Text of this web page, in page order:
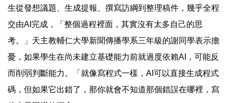
生從發想議題、生成提報、撰寫訪綱到整理稿件，幾乎全程
交由AI完成，「整個過程裡面，其實沒有太多自己的思
考。」天主教輔仁大學新聞傳播學系三年級的謝同學表示擔
憂，如果學生在尚未建立基礎能力前就過度依賴AI，可能反
而削弱判斷能力。「就像寫程式一樣，AI可以直接生成程式
碼，但如果它出錯了，那你就會不知道那個錯誤在哪裡，寫